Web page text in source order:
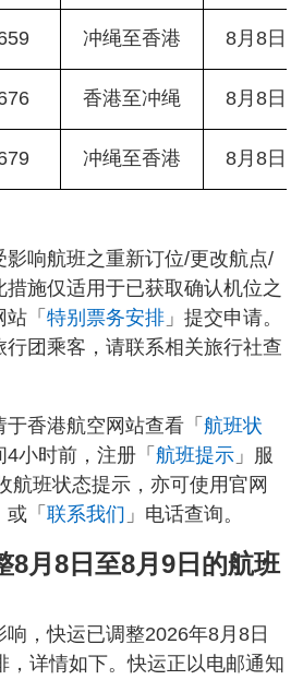
冲绳至香港 8月8日/
香港至冲绳 8月8日/
冲绳至香港 8月8日/
响航班之重新订位/更改航点/
施仅适用于已获取确认机位之
「 特别票务安排 」提交申请。
团乘客，请联系相关旅行社查
香港航空网站查看「 航班状
4小时前，注册「 航班提示 」服
航班状态提示，亦可使用官网
或「 联系我们 」电话查询。
8月8日至8月9日的航班
，快运已调整2026年8月8日
，详情如下。快运正以电邮通知